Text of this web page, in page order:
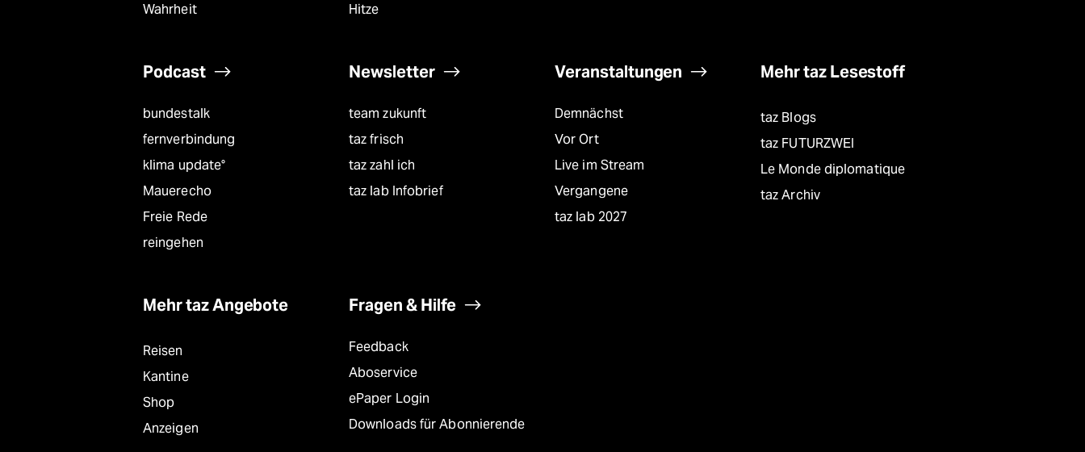
Wahrheit
Hitze
Podcast
bundestalk
fernverbindung
klima update°
Mauerecho
Freie Rede
reingehen
Newsletter
team zukunft
taz frisch
taz zahl ich
taz lab Infobrief
Veranstaltungen
Demnächst
Vor Ort
Live im Stream
Vergangene
taz lab 2027
Mehr taz Lesestoff
taz Blogs
taz FUTURZWEI
Le Monde diplomatique
taz Archiv
Mehr taz Angebote
Reisen
Kantine
Shop
Anzeigen
Fragen & Hilfe
Feedback
Aboservice
ePaper Login
Downloads für Abonnierende